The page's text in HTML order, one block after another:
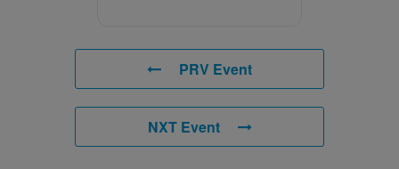
PRV Event
NXT Event